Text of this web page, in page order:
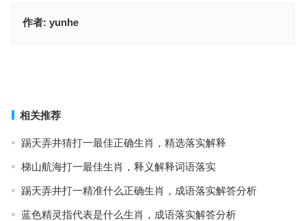
作者: yunhe
相关推荐
踢天弄井猜打一最佳正确生肖，精选落实解释
梯山航海打一最佳生肖，释义解释词语落实
踢天弄井打一精准什么正确生肖，成语落实解答分析
蓝色精灵指代表是什么生肖，成语落实解答分析